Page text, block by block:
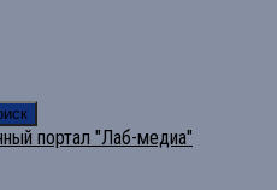
портал "Лаб-медиа"